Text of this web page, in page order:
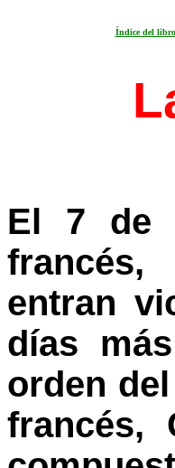
Índice del libro
El 7 de
francés,
entran
días
orden
francés,